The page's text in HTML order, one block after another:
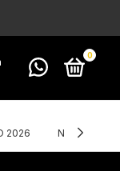
0
2026 NIKE X